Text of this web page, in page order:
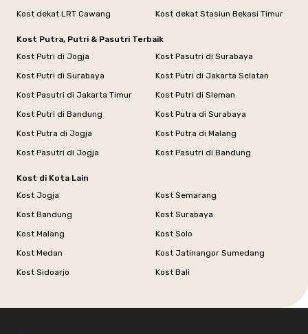
Kost dekat LRT Cawang
Kost dekat Stasiun Bekasi Timur
Kost Putra, Putri & Pasutri Terbaik
Kost Putri di Jogja
Kost Pasutri di Surabaya
Kost Putri di Surabaya
Kost Putri di Jakarta Selatan
Kost Pasutri di Jakarta Timur
Kost Putri di Sleman
Kost Putri di Bandung
Kost Putra di Surabaya
Kost Putra di Jogja
Kost Putra di Malang
Kost Pasutri di Jogja
Kost Pasutri di Bandung
Kost di Kota Lain
Kost Jogja
Kost Semarang
Kost Bandung
Kost Surabaya
Kost Malang
Kost Solo
Kost Medan
Kost Jatinangor Sumedang
Kost Sidoarjo
Kost Bali